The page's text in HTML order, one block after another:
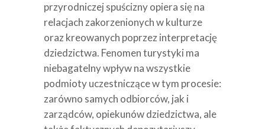
przyrodniczej spuścizny opiera się na
relacjach zakorzenionych w kulturze
oraz kreowanych poprzez interpretację
dziedzictwa. Fenomen turystyki ma
niebagatelny wpływ na wszystkie
podmioty uczestniczące w tym procesie:
zarówno samych odbiorców, jak i
zarządców, opiekunów dziedzictwa, ale